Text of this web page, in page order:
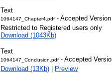
Text
1064147_Chapter4.pdf - Accepted Version
Restricted to Registered users only
Download (1043Kb)
Text
1064147_Conclusion.pdf - Accepted
Download (13Kb) | Preview